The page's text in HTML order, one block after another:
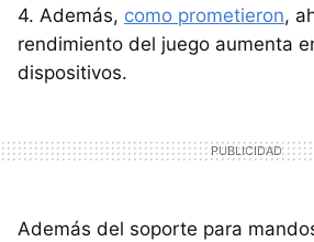
4. Además, como prometieron,
rendimiento del juego aumenta
dispositivos.
Además del soporte para